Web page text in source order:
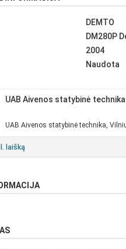
DEMTO
DM280P
2004
Naudota
UAB Aivenos statybinė technika
UAB Aivenos statybinė technika,
laišką